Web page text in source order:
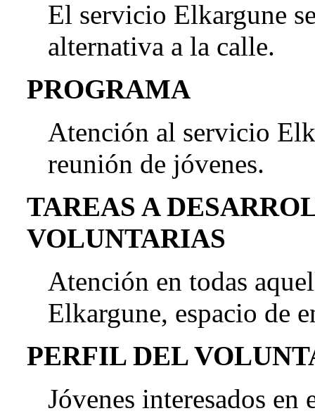
El servicio Elkargune
alternativa a la calle.
PROGRAMA
Atención al servicio
reunión de jóvenes.
TAREAS A
VOLUNTARIAS
Atención en todas
Elkargune, espacio de
PERFIL DEL
Jóvenes interesados